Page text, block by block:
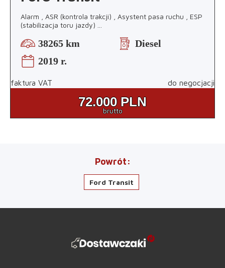
Alarm , ASR (kontrola trakcji) , Asystent pasa ruchu , ESP
(stabilizacja toru jazdy)
38265 km
Diesel
2019 r.
faktura VAT do negocjacji
72.000 PLN
brutto
Powrót
Ford Transit